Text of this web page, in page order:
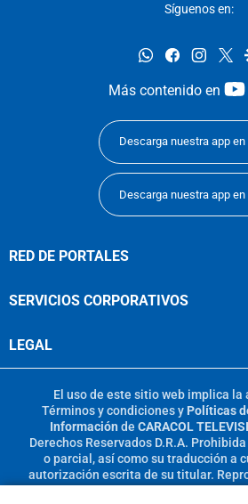
Síguenos en:
whatsappfacebook
Más contenido en
Descarga nuestra app en
Descarga nuestra app en
RED DE PORTALES
SERVICIOS CORPORATIVOS
LEGAL
El uso de este sitio web implica la
Términos y condicionesy Políticas
Información de CARACOL
Derechos Reservados D.R.A.
o parcial, así como su traducción a
autorización escrita de su titular.